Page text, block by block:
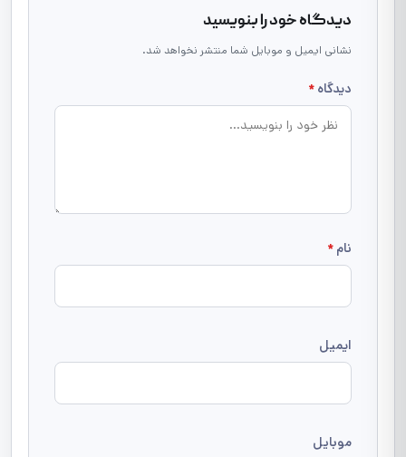
دیدگاه خود را بنویسید
نشانی ایمیل و موبایل شما منتشر نخواهد شد.
دیدگاه *
نام *
ایمیل
موبایل